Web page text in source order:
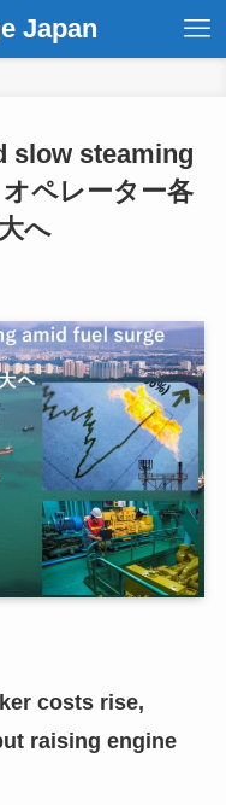
Japan
slow steaming
ペレーター各
へ
costs rise,
raising engine